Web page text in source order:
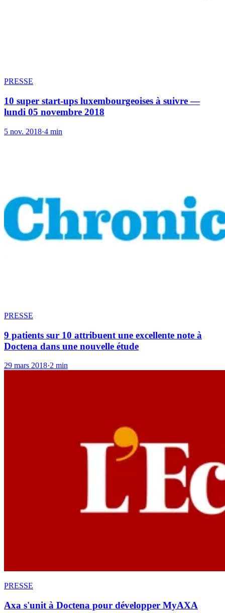
PRESSE
10 super start-ups luxembourgeoises à suivre —
lundi 05 novembre 2018
5 nov. 2018·4 min
PRESSE
9 patients sur 10 attribuent une excellente note à
Doctena dans une nouvelle étude
29 mars 2018·2 min
PRESSE
Axa s'unit à Doctena pour développer MyAXA